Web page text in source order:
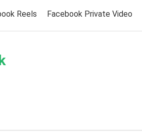
Reels Facebook Private Video